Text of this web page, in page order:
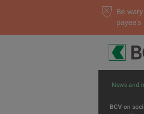
Be
News and
BCV on